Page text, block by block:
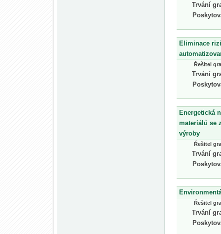
Trvání
Eliminace
Řešitel
Trvání
Energetická
materiálů se
výroby
Řešitel
Trvání
Řešitel
Trvání